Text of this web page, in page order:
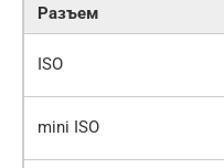
Разъем
ISO
mini ISO